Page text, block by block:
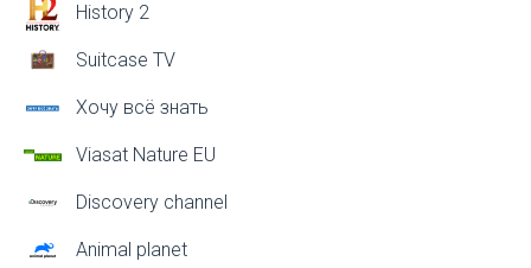
History 2
Suitcase TV
Хочу всё знать
Viasat Nature EU
Discovery channel
Animal planet